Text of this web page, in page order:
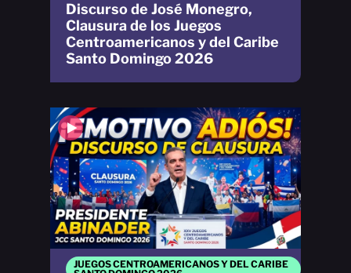
JUEGOS CENTROAMERICANOS Y DEL CARIBE
Discurso de José Monegro,
Clausura de los Juegos
Centroamericanos y del Caribe
Santo Domingo 2026